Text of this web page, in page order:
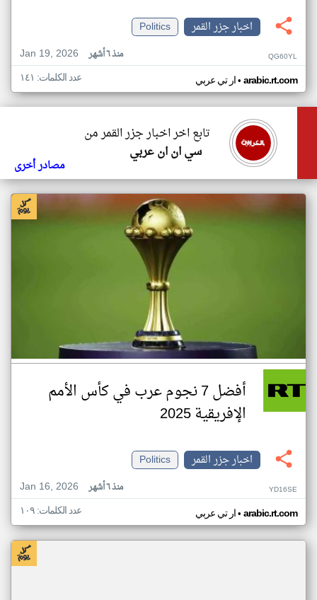
اخبار جزر القمر
Politics
Jan 19, 2026
منذ ٦ أشهر QG60YL
ار تي عربي• arabic.rt.com عدد الكلمات: ١٤١
تابع اخر اخبار جزر القمر من
سي ان ان عربي
مصادر أخرى
أفضل 7 نجوم عرب في كأس الأمم
الإفريقية 2025
اخبار جزر القمر
Politics
Jan 16, 2026
منذ ٦ أشهر YD16SE
ار تي عربي• arabic.rt.com عدد الكلمات: ١٠٩